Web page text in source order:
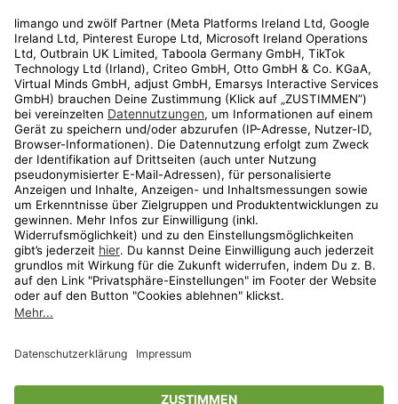
Kundenservice
Shop
Aktionen
Travel